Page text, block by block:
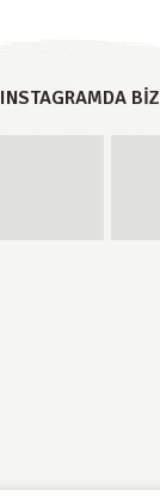
INSTAGRAMDA BIZ